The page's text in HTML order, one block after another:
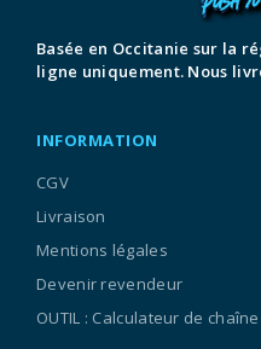
Basée en Occitanie sur la
ligne uniquement. Nous
INFORMATION
CGV
Livraison
Mentions légales
Devenir revendeur
OUTIL : Calculateur de chaîne